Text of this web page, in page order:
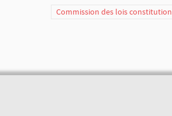
Commission des lois